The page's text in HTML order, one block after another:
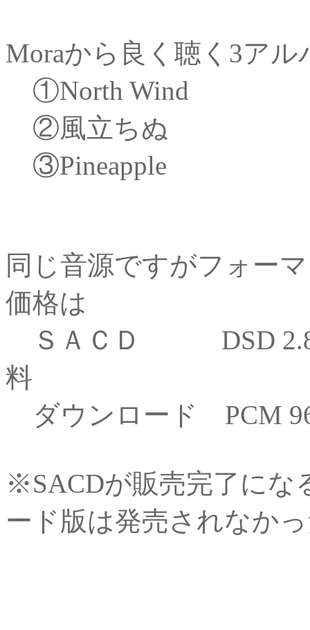
Moraから良く聴く3ア
①North Wind
②風立ちぬ
③Pineapple
同じ音源ですがフォー
価格は
ＳＡＣＤ DSD
料
ダウンロード PCM
※SACDが販売完了にな
ード版は発売されなか